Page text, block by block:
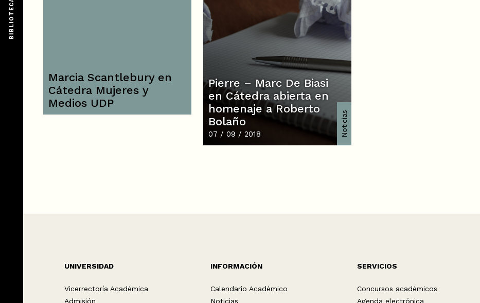
Marcia Scantlebury en
Cátedra Mujeres y
Medios UDP
Pierre – Marc De Biasi
en Cátedra abierta en
homenaje a Roberto
Bolaño
07 / 09 / 2018 Noticias
UNIVERSIDAD
Vicerrectoría Académica
Admisión
INFORMACIÓN
Calendario Académico
Noticias
SERVICIOS
Concursos académicos
Agenda electrónica